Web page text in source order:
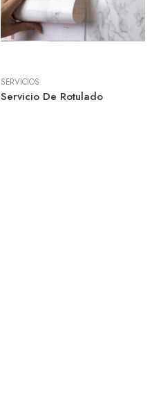
SERVICIOS
Servicio De Rotulado